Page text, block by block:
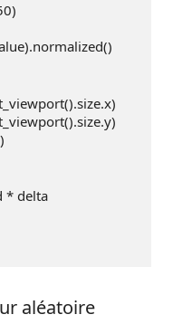
)
* delta
aléatoire